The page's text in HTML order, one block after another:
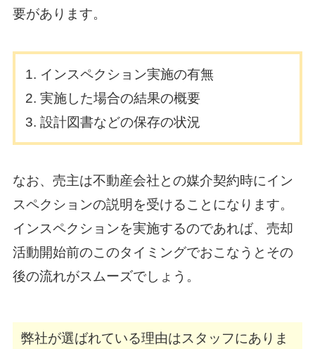
要があります。
インスペクション実施の有無
実施した場合の結果の概要
設計図書などの保存の状況
なお、売主は不動産会社との媒介契約時にイン
スペクションの説明を受けることになります。
インスペクションを実施するのであれば、売却
活動開始前のこのタイミングでおこなうとその
後の流れがスムーズでしょう。
弊社が選ばれている理由はスタッフにありま